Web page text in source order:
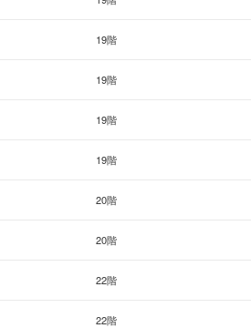
19階
19階
19階
19階
20階
20階
22階
22階